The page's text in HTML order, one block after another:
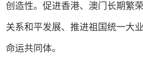
创造性。促进香港、澳门长期繁
关系和平发展、推进祖国统一大
命运共同体。